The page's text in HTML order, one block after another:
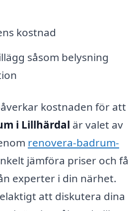
kostnad
såsom belysning
kostnaden för att
i Lillhärdal är valet av
renovera-badrum-
jämföra priser och få
experter i din närhet.
att diskutera dina